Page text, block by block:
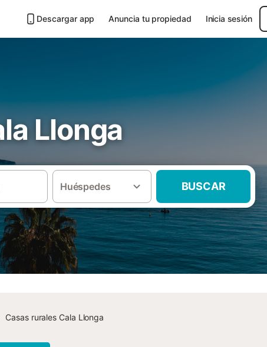
Descargar app Anuncia tu propiedad Inicia sesión
Llonga
Huéspedes BUSCAR
Casas rurales Cala Llonga